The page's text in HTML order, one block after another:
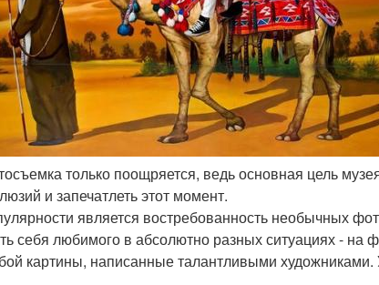
только поощряется, ведь основная цель
и запечатлеть этот момент.
является востребованность необычных
себя любимого в абсолютно разных ситуациях - на
картины, написанные талантливыми